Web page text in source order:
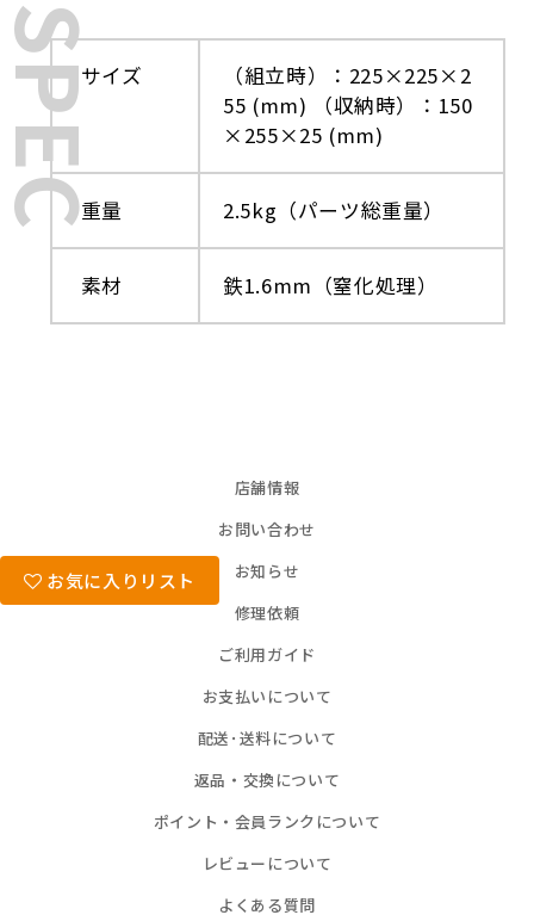
サイズ
（組立時）：225×225×2
55 (mm) （収納時）：150
×255×25 (mm)
重量 2.5kg（パーツ総重量）
素材 鉄1.6mm（窒化処理）
店舗情報
お問い合わせ
お知らせ
修理依頼
ご利用ガイド
お支払いについて
配送･送料について
返品・交換について
ポイント・会員ランクについて
レビューについて
よくある質問
お気に入りリスト